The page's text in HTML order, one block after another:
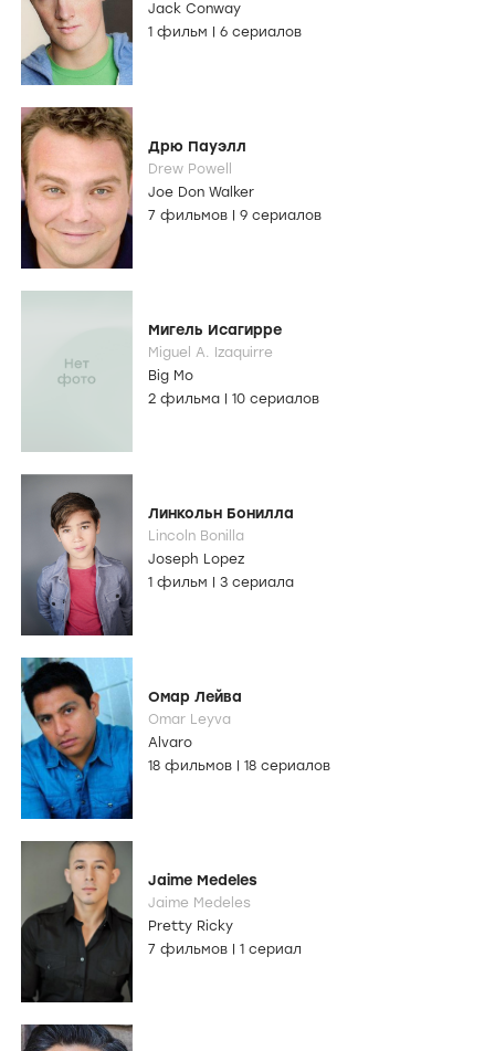
Jack Conway
1 фильм
6 сериалов
Дрю Пауэлл
Drew Powell
Joe Don Walker
7 фильмов
9 сериалов
Мигель Исагирре
Miguel A. Izaquirre
Big Mo
2 фильма
10 сериалов
Линкольн Бонилла
Lincoln Bonilla
Joseph Lopez
1 фильм
3 сериала
Омар Лейва
Omar Leyva
Alvaro
18 фильмов
18 сериалов
Jaime Medeles
Jaime Medeles
Pretty Ricky
7 фильмов
1 сериал